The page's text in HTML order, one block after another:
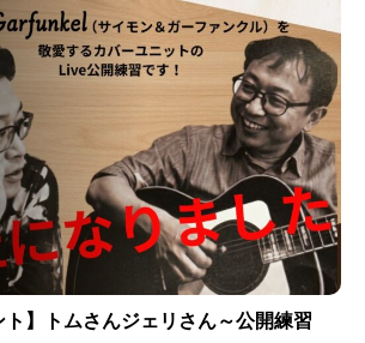
ト】トムさんジェリさん～公開練習